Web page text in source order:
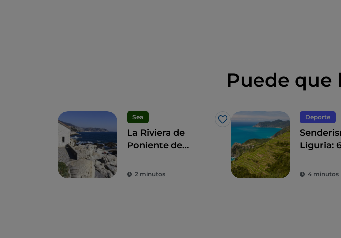
Puede que
Sea
Me gusta
La Riviera de
Poniente de
2 minutos
Deporte
Liguria:
perder
4 minutos